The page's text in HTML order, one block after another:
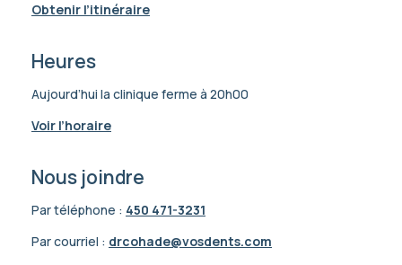
Obtenir l’itinéraire
Heures
Aujourd’hui la clinique ferme à 20h00
Voir l’horaire
Nous joindre
Par téléphone : 450 471-3231
Par courriel : drcohade@vosdents.com